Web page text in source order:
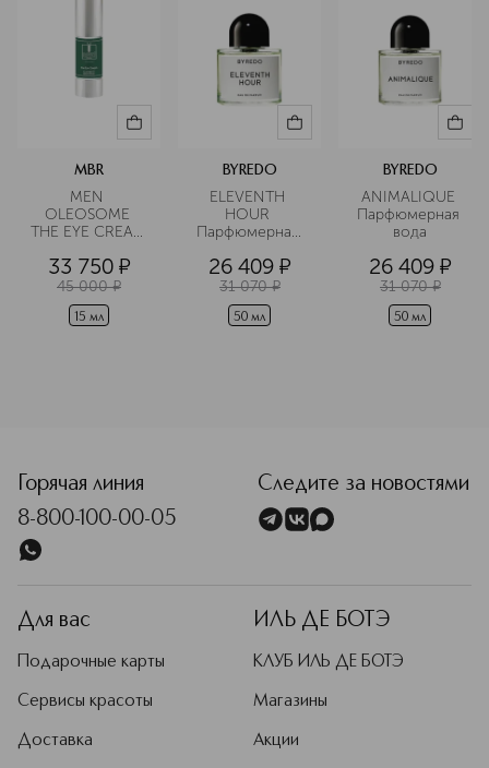
MBR
MEN
OLEOSOME
THE EYE CREAM
области вокруг
глаз
разглаживающий
33 750 ¤
45 000 ¤
15 мл
BYREDO
ELEVENTH
HOUR
Парфюмерная
26 409 ¤
31 070 ¤
50 мл
BYREDO
ANIMALIQUE
Парфюмерная
вода
26 409 ¤
31 070 ¤
50 мл
Горячая линия
8-800-100-00-05
Следите за новостями
Для вас
Подарочные карты
Сервисы красоты
Доставка
ИЛЬ ДЕ БОТЭ
КЛУБ ИЛЬ ДЕ БОТЭ
Магазины
Акции